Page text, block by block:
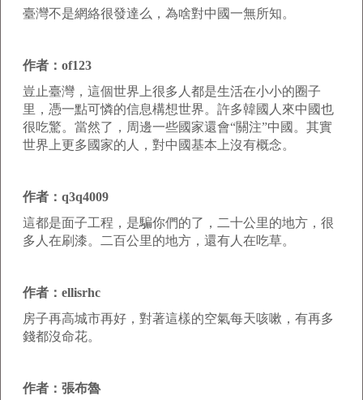
臺灣不是網絡很發達么，為啥對中國一無所知。
作者：of123
豈止臺灣，這個世界上很多人都是生活在小小的圈子
里，憑一點可憐的信息構想世界。許多韓國人來中國也
很吃驚。當然了，周邊一些國家還會“關注”中國。其實
世界上更多國家的人，對中國基本上沒有概念。
作者：q3q4009
這都是面子工程，是騙你們的了，二十公里的地方，很
多人在刷漆。二百公里的地方，還有人在吃草。
作者：ellisrhc
房子再高城市再好，對著這樣的空氣每天咳嗽，有再多
錢都沒命花。
作者：張布魯